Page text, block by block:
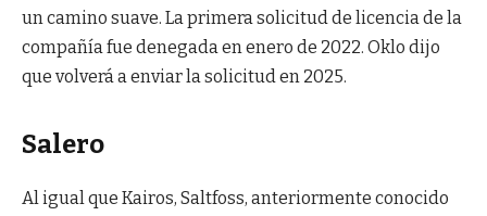
un camino suave. La primera solicitud de licencia de la
compañía fue denegada en enero de 2022. Oklo dijo
que volverá a enviar la solicitud en 2025.
Salero
Al igual que Kairos, Saltfoss, anteriormente conocido